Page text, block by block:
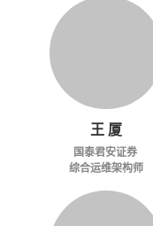
王 厦
国泰君安证券
综合运维架构师